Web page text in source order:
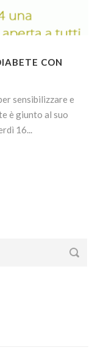
CON
sensibilizzare e
è giunto al suo
16...